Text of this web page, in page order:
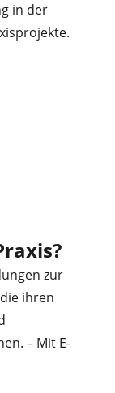
in der
zur
ihren
– Mit E-